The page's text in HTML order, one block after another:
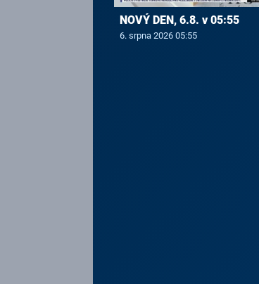
NOVÝ DEN, 6.8. v 05:55
6. srpna 2026 05:55